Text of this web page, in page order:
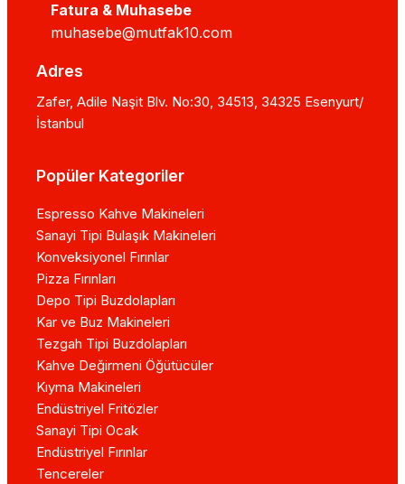
Fatura & Muhasebe
muhasebe@mutfak10.com
Adres
Zafer, Adile Naşit Blv. No:30, 34513, 34325 Esenyurt/
İstanbul
Popüler Kategoriler
Espresso Kahve Makineleri
Sanayi Tipi Bulaşık Makineleri
Konveksiyonel Fırınlar
Pizza Fırınları
Depo Tipi Buzdolapları
Kar ve Buz Makineleri
Tezgah Tipi Buzdolapları
Kahve Değirmeni Öğütücüler
Kıyma Makineleri
Endüstriyel Fritözler
Sanayi Tipi Ocak
Endüstriyel Fırınlar
Tencereler